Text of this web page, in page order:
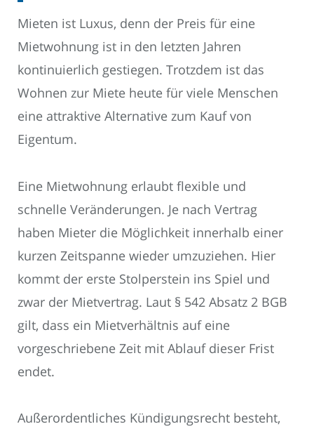
Mieten ist Luxus, denn der Preis für eine
Mietwohnung ist in den letzten Jahren
kontinuierlich gestiegen. Trotzdem ist das
Wohnen zur Miete heute für viele Menschen
eine attraktive Alternative zum Kauf von
Eigentum.
Eine Mietwohnung erlaubt flexible und
schnelle Veränderungen. Je nach Vertrag
haben Mieter die Möglichkeit innerhalb einer
kurzen Zeitspanne wieder umzuziehen. Hier
kommt der erste Stolperstein ins Spiel und
zwar der Mietvertrag. Laut § 542 Absatz 2 BGB
gilt, dass ein Mietverhältnis auf eine
vorgeschriebene Zeit mit Ablauf dieser Frist
endet.
Außerordentliches Kündigungsrecht besteht,